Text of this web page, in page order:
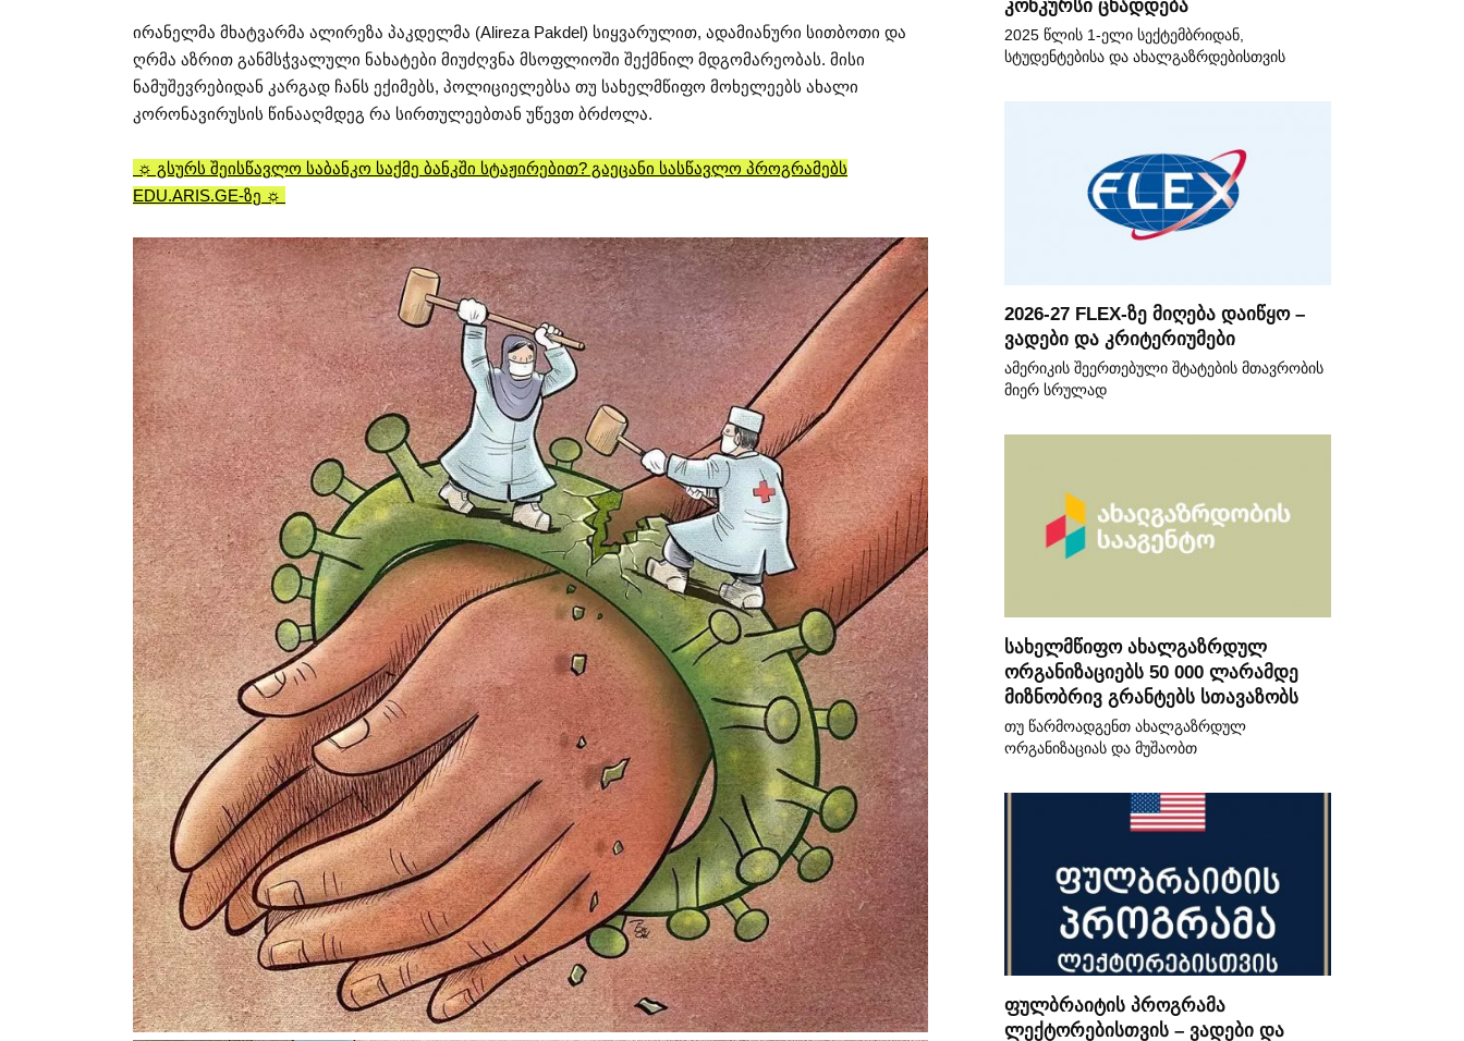
ირანელმა მხატვარმა ალირეზა პაკდელმა (Alireza Pakdel) სიყვარულით, ადამიანური სითბოთი და
ღრმა აზრით განმსჭვალული ნახატები მიუძღვნა მსოფლიოში შექმნილ მდგომარეობას. მისი
ნამუშევრებიდან კარგად ჩანს ექიმებს, პოლიციელებსა თუ სახელმწიფო მოხელეებს ახალი
კორონავირუსის წინააღმდეგ რა სირთულეებთან უწევთ ბრძოლა.
☼ გსურს შეისწავლო საბანკო საქმე ბანკში სტაჟირებით? გაეცანი სასწავლო პროგრამებს
EDU.ARIS.GE-ზე ☼
კონკურსი ცხადდება
2025 წლის 1-ელი სექტემბრიდან,
სტუდენტებისა და ახალგაზრდებისთვის
2026-27 FLEX-ზე მიღება დაიწყო –
ვადები და კრიტერიუმები
ამერიკის შეერთებული შტატების მთავრობის
მიერ სრულად
სახელმწიფო ახალგაზრდულ
ორგანიზაციებს 50 000 ლარამდე
მიზნობრივ გრანტებს სთავაზობს
თუ წარმოადგენთ ახალგაზრდულ
ორგანიზაციას და მუშაობთ
ფულბრაიტის პროგრამა
ლექტორებისთვის – ვადები და